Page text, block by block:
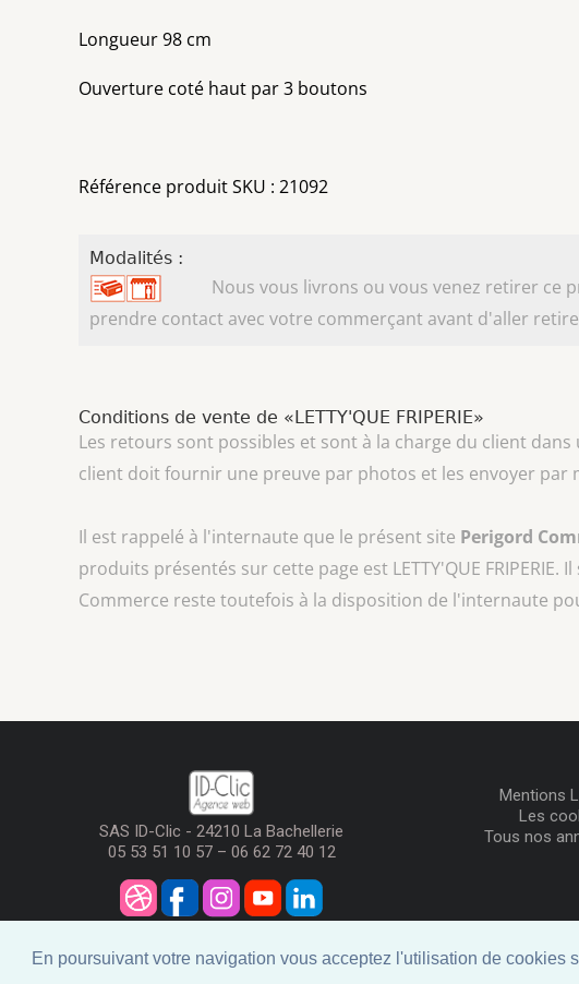
En poursuivant votre navigation vous acceptez l'utilisation de
Longueur 98 cm
Ouverture coté haut par 3 boutons
Référence produit SKU : 21092
Modalités :
Nous vous livrons ou vous venez retirer ce
prendre contact avec votre commerçant avant d'aller
Conditions de vente de «LETTY'QUE FRIPERIE»
Les retours sont possibles et sont à la charge du client
client doit fournir une preuve par photos et les envoyer par
Il est rappelé à l'internaute que le présent site Perigord
produits présentés sur cette page est LETTY'QUE FRIPERIE.
Commerce reste toutefois à la disposition de l'internaute
SAS ID-Clic - 24210 La Bachellerie
05 53 51 10 57 – 06 62 72 40 12
Mentions
Les
Tous nos